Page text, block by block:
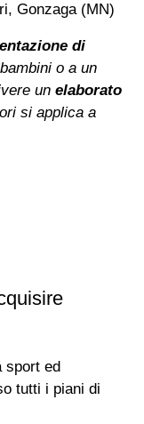
Gonzaga (MN)
di
o a un
un elaborato
si applica a
sport ed
tutti i piani di